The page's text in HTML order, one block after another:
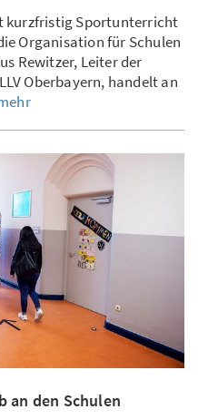
kurzfristig Sportunterricht
Organisation für Schulen
Rewitzer, Leiter der
Oberbayern, handelt an
an den Schulen